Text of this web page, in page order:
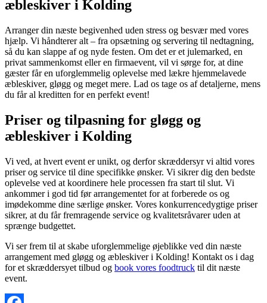
æbleskiver i Kolding
Arranger din næste begivenhed uden stress og besvær med vores
hjælp. Vi håndterer alt – fra opsætning og servering til nedtagning,
så du kan slappe af og nyde festen. Om det er et julemarked, en
privat sammenkomst eller en firmaevent, vil vi sørge for, at dine
gæster får en uforglemmelig oplevelse med lækre hjemmelavede
æbleskiver, gløgg og meget mere. Lad os tage os af detaljerne, mens
du får al kreditten for en perfekt event!
Priser og tilpasning for gløgg og
æbleskiver i Kolding
Vi ved, at hvert event er unikt, og derfor skræddersyr vi altid vores
priser og service til dine specifikke ønsker. Vi sikrer dig den bedste
oplevelse ved at koordinere hele processen fra start til slut. Vi
ankommer i god tid før arrangementet for at forberede os og
imødekomme dine særlige ønsker. Vores konkurrencedygtige priser
sikrer, at du får fremragende service og kvalitetsråvarer uden at
sprænge budgettet.
Vi ser frem til at skabe uforglemmelige øjeblikke ved din næste
arrangement med gløgg og æbleskiver i Kolding! Kontakt os i dag
for et skræddersyet tilbud og book vores foodtruck til dit næste
event.